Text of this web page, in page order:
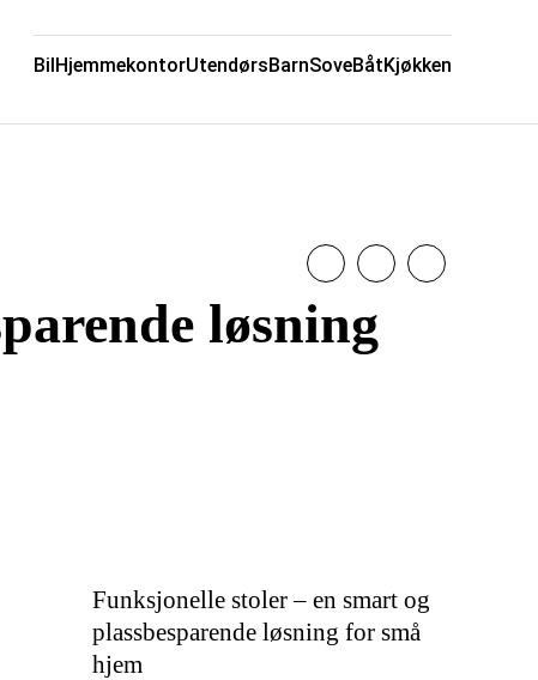
BilHjemmekontorUtendørsBarnSoveBåtKjøkken
løsning
Funksjonelle stoler – en smart og
plassbesparende løsning for små
hjem